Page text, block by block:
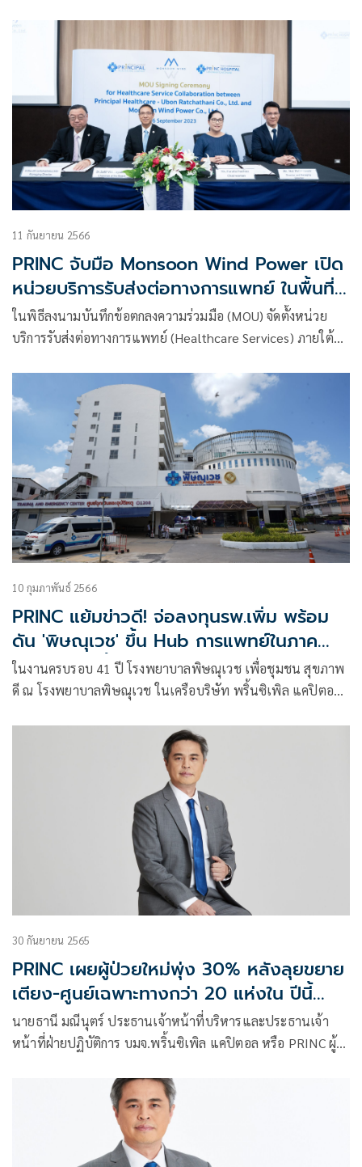
11 กันยายน 2566
PRINC จับมือ Monsoon Wind Power เปิด
หน่วยบริการรับส่งต่อทางการแพทย์ ในพื้นที่
โรงไฟฟ้าพลังงานลม สปป.ลาว พร้อม
แสวงหาความร่วมมือทางธุรกิจในอนาคต
ในพิธีลงนามบันทึกข้อตกลงความร่วมมือ (MOU) จัดตั้งหน่วย
บริการรับส่งต่อทางการแพทย์ (Healthcare Services) ภายใต้
10 กุมภาพันธ์ 2566
PRINC แย้มข่าวดี! จ่อลงทุนรพ.เพิ่ม พร้อม
ดัน 'พิษณุเวช' ขึ้น Hub การแพทย์ในภาค
เหนือ ขยายพื้นที่รองรับผู้ป่วยและศูนย์การ
แพทย์โรคยากซับซ้อน ด้วยงบลงทุน 1,200
ในงานครบรอบ 41 ปี โรงพยาบาลพิษณุเวช เพื่อชุมชน สุขภาพ
ดี ณ โรงพยาบาลพิษณุเวช ในเครือบริษัท พริ้นซิเพิล แคปิตอล
30 กันยายน 2565
PRINC เผยผู้ป่วยใหม่พุ่ง 30% หลังลุยขยาย
เตียง-ศูนย์เฉพาะทางกว่า 20 แห่งใน ปีนี้
ด้วยงบลงทุน 700 ล้านบาท หนุนชดเชยราย
ได้โควิด-19 มั่นใจขยาย รพ. ตามแผน 20
นายธานี มณีนุตร์ ประธานเจ้าหน้าที่บริหารและประธานเจ้า
หน้าที่ฝ่ายปฏิบัติการ บมจ.พริ้นซิเพิล แคปิตอล หรือ PRINC ผู้
ในนามโรงพยาบาล